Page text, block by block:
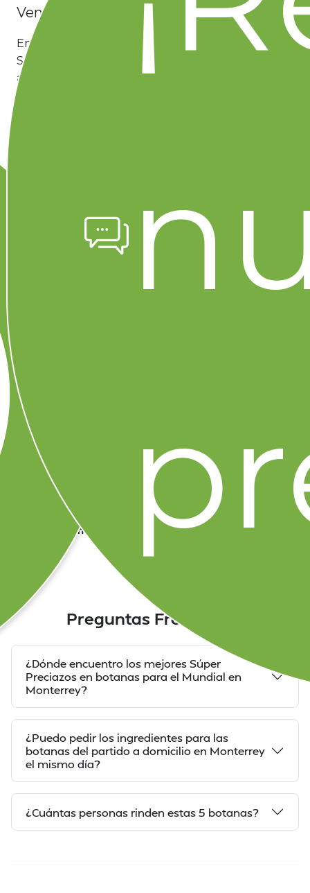
Ventilador o aspersor de agua
En el pasillo de Temporada Merco hay opciones a
Súper Preciazos para que el calorón de junio no
arruine el festejo.
¡Tu Menú Mundialista Empieza en
Encuentra todos los ingredientes frescos en tu
supermercado en línea Merco, consulta el Folleto
de Ofertones Merco para los Súper Preciazos de
la semana y haz tus compras con Merco a
domicilio. Frescura, Calidad y Súper Preciazos…
directo a tu puerta antes del silbatazo inicial.
Porque cada momento sabe mejor con Merco.
¡Veranéate en grande este Mundial 2026!
Preguntas Frecuentes
¿Dónde encuentro los mejores Súper
Preciazos en botanas para el Mundial en
Monterrey?
¿Puedo pedir los ingredientes para las
botanas del partido a domicilio en Monterrey
el mismo día?
¿Cuántas personas rinden estas 5 botanas?